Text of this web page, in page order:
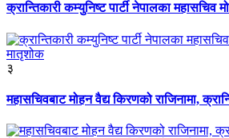
क्रान्तिकारी कम्युनिष्ट पार्टी नेपालका महासचिव
३
महासचिवबाट मोहन वैद्य किरणको राजिनामा,